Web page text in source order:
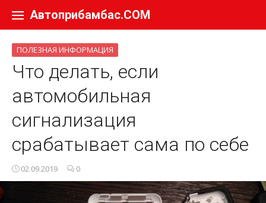
Автоприбамбас.COM
ПОЛЕЗНАЯ ИНФОРМАЦИЯ
Что делать, если
автомобильная
сигнализация
срабатывает сама по себе
02.09.2019 0